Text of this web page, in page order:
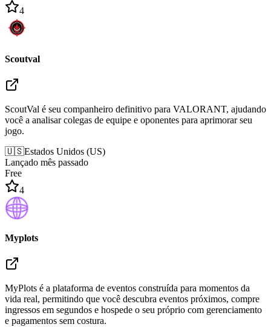
4
Scoutval
ScoutVal é seu companheiro definitivo para VALORANT, ajudando
você a analisar colegas de equipe e oponentes para aprimorar seu
jogo.
🇺🇸Estados Unidos (US)
Lançado mês passado
Free
4
Myplots
MyPlots é a plataforma de eventos construída para momentos da
vida real, permitindo que você descubra eventos próximos, compre
ingressos em segundos e hospede o seu próprio com gerenciamento
e pagamentos sem costura.